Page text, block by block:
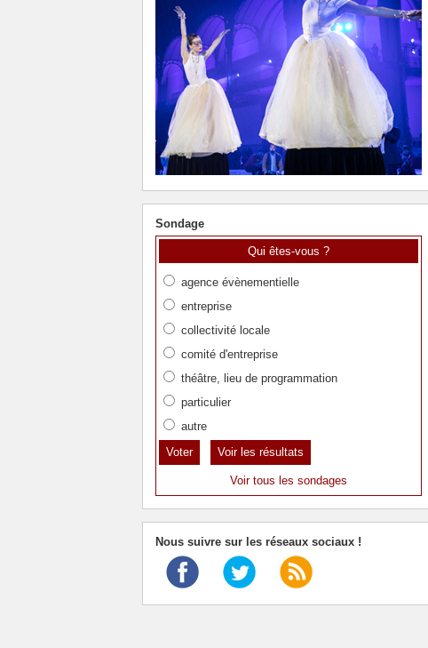
Sondage
Qui êtes-vous ?
agence évènementielle
entreprise
collectivité locale
comité d'entreprise
théâtre, lieu de programmation
particulier
autre
Voir les résultats
Voir tous les sondages
Nous suivre sur les réseaux sociaux !